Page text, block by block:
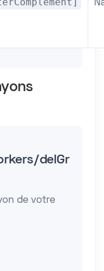
delGr
de votre